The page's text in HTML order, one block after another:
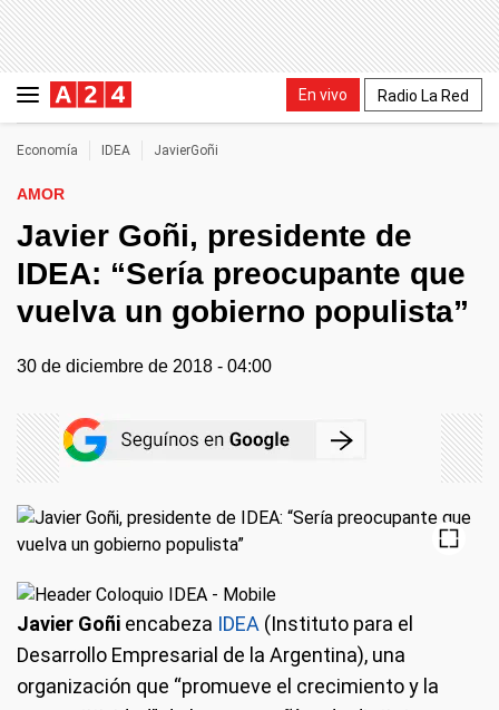
En vivo Radio La Red
Economía IDEA JavierGoñi
AMOR
Javier Goñi, presidente de
IDEA: “Sería preocupante que
vuelva un gobierno populista”
30 de diciembre de 2018 - 04:00
Javier Goñi encabeza IDEA (Instituto para el
Desarrollo Empresarial de la Argentina), una
organización que “promueve el crecimiento y la